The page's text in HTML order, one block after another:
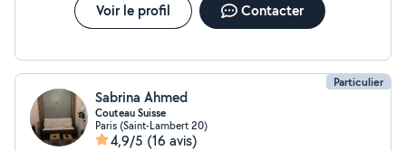
Voir le profil Contacter
Particulier
Sabrina Ahmed
Couteau Suisse
Paris (Saint-Lambert 20)
4,9/5 (16 avis)